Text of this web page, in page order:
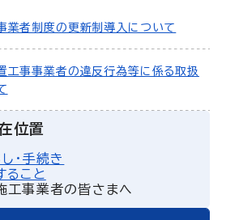
業者制度の更新制導入について
工事事業者の違反行為等に係る取扱
位置
・手続き
ること
工事業者の皆さまへ